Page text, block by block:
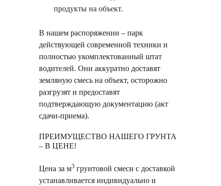
продукты на объект.
В нашем распоряжении – парк
действующей современной техники и
полностью укомплектованный штат
водителей. Они аккуратно доставят
земляную смесь на объект, осторожно
разгрузят и предоставят
подтверждающую документацию (акт
сдачи-приема).
ПРЕИМУЩЕСТВО НАШЕГО ГРУНТА
– В ЦЕНЕ!
Цена за м3 грунтовой смеси с доставкой
устанавливается индивидуально и